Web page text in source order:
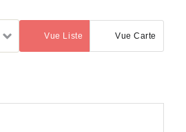
Vue Liste
(activé) Vue Carte